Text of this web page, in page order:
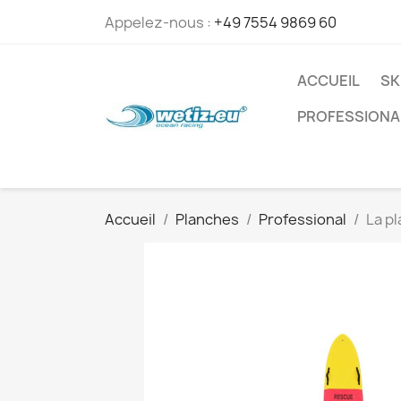
Appelez-nous : +49 7554 9869 60
ACCUEIL
Accueil Planches Professional La